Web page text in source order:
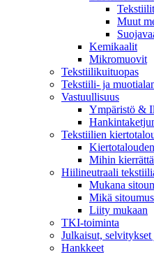
Muut
Kemikaalit
Mikromuovit
Tekstiilikuitu­opas
Tekstiili- ja
Vastuullisuus
Ympäristö &
Tekstiilien
Mihin
Hiilineutraali
Mukana
Mikä
Liity mukaan
TKI-toiminta
Julkaisut,
Hankkeet